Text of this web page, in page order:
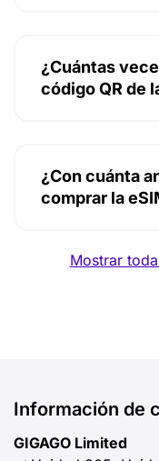
¿Cuántas
código QR de
¿Con cuánta
comprar la
Mostrar
Información de
GIGAGO Limited